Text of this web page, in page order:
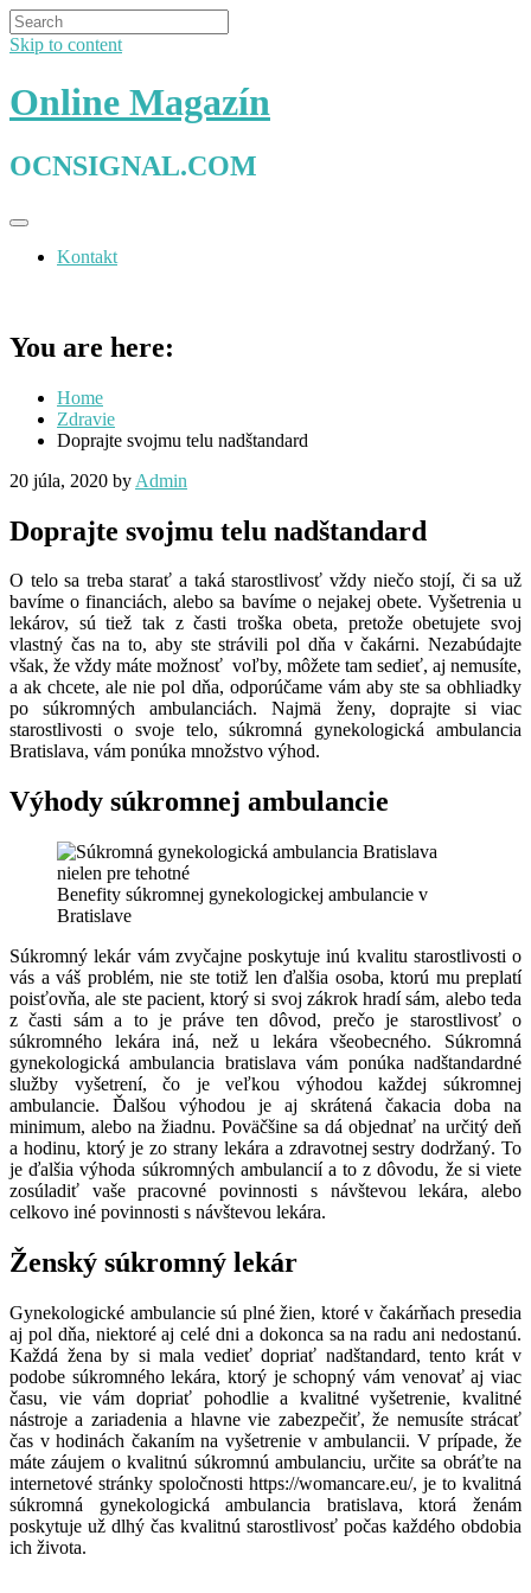
Skip to content
Online Magazín
OCNSIGNAL.COM
Kontakt
You are here:
Home
Zdravie
Doprajte svojmu telu nadštandard
20 júla, 2020 by Admin
Doprajte svojmu telu nadštandard
O telo sa treba starať a taká starostlivosť vždy niečo stojí, či sa už
bavíme o financiách, alebo sa bavíme o nejakej obete. Vyšetrenia u
lekárov, sú tiež tak z časti troška obeta, pretože obetujete svoj
vlastný čas na to, aby ste strávili pol dňa v čakárni. Nezabúdajte
však, že vždy máte možnosť voľby, môžete tam sedieť, aj nemusíte,
a ak chcete, ale nie pol dňa, odporúčame vám aby ste sa obhliadky
po súkromných ambulanciách. Najmä ženy, doprajte si viac
starostlivosti o svoje telo, súkromná gynekologická ambulancia
Bratislava, vám ponúka množstvo výhod.
Výhody súkromnej ambulancie
Benefity súkromnej gynekologickej ambulancie v
Bratislave
Súkromný lekár vám zvyčajne poskytuje inú kvalitu starostlivosti o
vás a váš problém, nie ste totiž len ďalšia osoba, ktorú mu preplatí
poisťovňa, ale ste pacient, ktorý si svoj zákrok hradí sám, alebo teda
z časti sám a to je práve ten dôvod, prečo je starostlivosť o
súkromného lekára iná, než u lekára všeobecného. Súkromná
gynekologická ambulancia bratislava vám ponúka nadštandardné
služby vyšetrení, čo je veľkou výhodou každej súkromnej
ambulancie. Ďalšou výhodou je aj skrátená čakacia doba na
minimum, alebo na žiadnu. Poväčšine sa dá objednať na určitý deň
a hodinu, ktorý je zo strany lekára a zdravotnej sestry dodržaný. To
je ďalšia výhoda súkromných ambulancií a to z dôvodu, že si viete
zosúladiť vaše pracovné povinnosti s návštevou lekára, alebo
celkovo iné povinnosti s návštevou lekára.
Ženský súkromný lekár
Gynekologické ambulancie sú plné žien, ktoré v čakárňach presedia
aj pol dňa, niektoré aj celé dni a dokonca sa na radu ani nedostanú.
Každá žena by si mala vedieť dopriať nadštandard, tento krát v
podobe súkromného lekára, ktorý je schopný vám venovať aj viac
času, vie vám dopriať pohodlie a kvalitné vyšetrenie, kvalitné
nástroje a zariadenia a hlavne vie zabezpečiť, že nemusíte strácať
čas v hodinách čakaním na vyšetrenie v ambulancii. V prípade, že
máte záujem o kvalitnú súkromnú ambulanciu, určite sa obráťte na
internetové stránky spoločnosti https://womancare.eu/, je to kvalitná
súkromná gynekologická ambulancia bratislava, ktorá ženám
poskytuje už dlhý čas kvalitnú starostlivosť počas každého obdobia
ich života.